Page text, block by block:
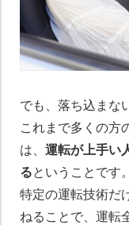
でも、落ち込まな
これまで多くの方
は、 運転が上手い
るということです。
特定の運転技術だ
ねることで、運転